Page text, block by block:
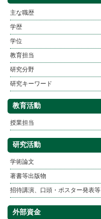
主な職歴
学歴
学位
教育担当
研究分野
研究キーワード
教育活動
授業担当
研究活動
学術論文
著書等出版物
招待講演、口頭・ポスター発表等
外部資金